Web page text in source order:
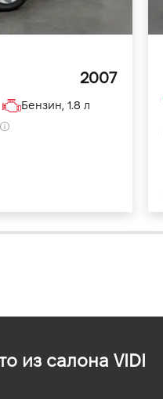
2007
Бензин, 1.8 л
из салона VIDI